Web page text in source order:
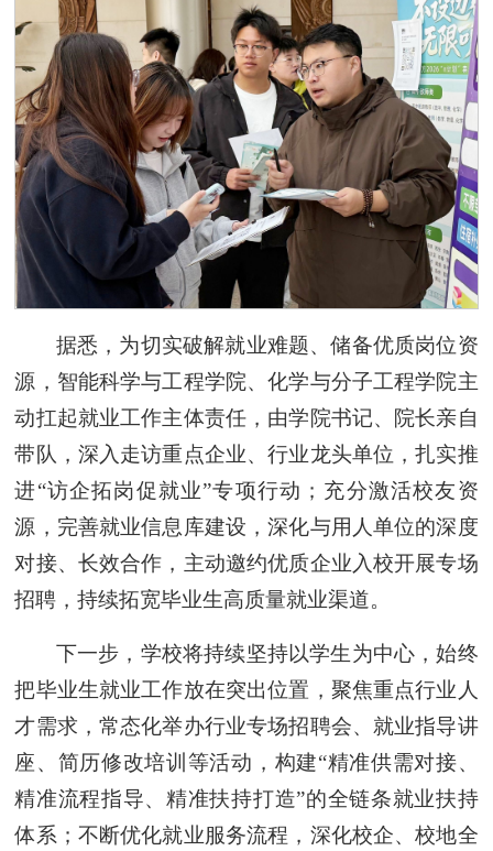
据悉，为切实破解就业难题、储备优质岗位资
源，智能科学与工程学院、化学与分子工程学院主
动扛起就业工作主体责任，由学院书记、院长亲自
带队，深入走访重点企业、行业龙头单位，扎实推
进“访企拓岗促就业”专项行动；充分激活校友资
源，完善就业信息库建设，深化与用人单位的深度
对接、长效合作，主动邀约优质企业入校开展专场
招聘，持续拓宽毕业生高质量就业渠道。
下一步，学校将持续坚持以学生为中心，始终
把毕业生就业工作放在突出位置，聚焦重点行业人
才需求，常态化举办行业专场招聘会、就业指导讲
座、简历修改培训等活动，构建“精准供需对接、
精准流程指导、精准扶持打造”的全链条就业扶持
体系；不断优化就业服务流程，深化校企、校地全